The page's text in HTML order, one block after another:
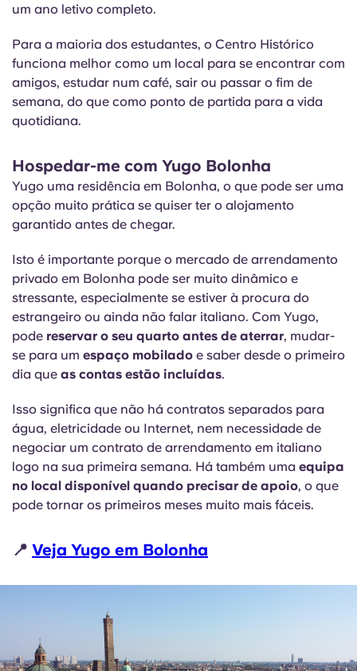
um ano letivo completo.
Para a maioria dos estudantes, o Centro Histórico
funciona melhor como um local para se encontrar com
amigos, estudar num café, sair ou passar o fim de
semana, do que como ponto de partida para a vida
quotidiana.
Hospedar-me com Yugo Bolonha
Yugo uma residência em Bolonha, o que pode ser uma
opção muito prática se quiser ter o alojamento
garantido antes de chegar.
Isto é importante porque o mercado de arrendamento
privado em Bolonha pode ser muito dinâmico e
stressante, especialmente se estiver à procura do
estrangeiro ou ainda não falar italiano. Com Yugo,
pode reservar o seu quarto antes de aterrar, mudar-
se para um espaço mobilado e saber desde o primeiro
dia que as contas estão incluídas.
Isso significa que não há contratos separados para
água, eletricidade ou Internet, nem necessidade de
negociar um contrato de arrendamento em italiano
logo na sua primeira semana. Há também uma equipa
no local disponível quando precisar de apoio, o que
pode tornar os primeiros meses muito mais fáceis.
📍 Veja Yugo em Bolonha